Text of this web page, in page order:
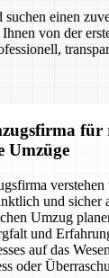
einen
von der
für
Umzüge
und sicher
Umzug
und
auf das
oder